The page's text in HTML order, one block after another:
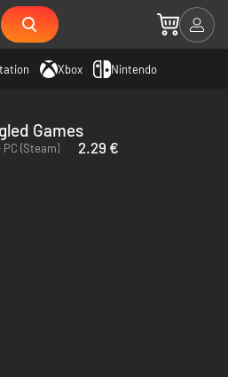
Xbox Nintendo
Games
(Steam)
2.29 €